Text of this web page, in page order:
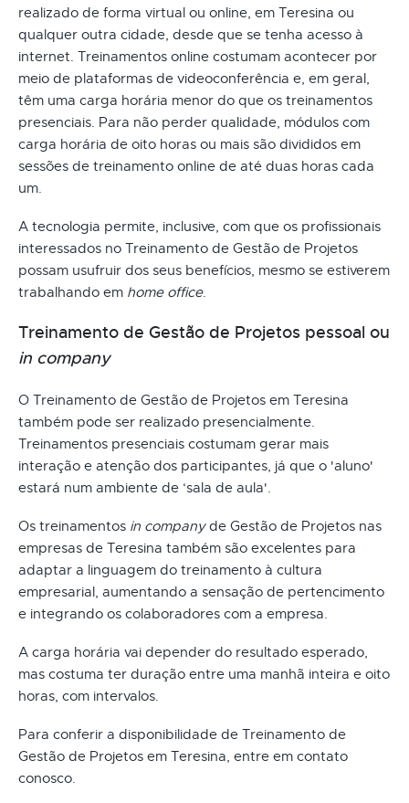
realizado de forma virtual ou online, em Teresina ou
qualquer outra cidade, desde que se tenha acesso à
internet. Treinamentos online costumam acontecer por
meio de plataformas de videoconferência e, em geral,
têm uma carga horária menor do que os treinamentos
presenciais. Para não perder qualidade, módulos com
carga horária de oito horas ou mais são divididos em
sessões de treinamento online de até duas horas cada
um.
A tecnologia permite, inclusive, com que os profissionais
interessados no Treinamento de Gestão de Projetos
possam usufruir dos seus benefícios, mesmo se estiverem
trabalhando em home office.
Treinamento de Gestão de Projetos pessoal ou
in company
O Treinamento de Gestão de Projetos em Teresina
também pode ser realizado presencialmente.
Treinamentos presenciais costumam gerar mais
interação e atenção dos participantes, já que o 'aluno'
estará num ambiente de ‘sala de aula'.
Os treinamentos in companyde Gestão de Projetos nas
empresas de Teresina também são excelentes para
adaptar a linguagem do treinamento à cultura
empresarial, aumentando a sensação de pertencimento
e integrando os colaboradores com a empresa.
A carga horária vai depender do resultado esperado,
mas costuma ter duração entre uma manhã inteira e oito
horas, com intervalos.
Para conferir a disponibilidade de Treinamento de
Gestão de Projetos em Teresina, entre em contato
conosco.